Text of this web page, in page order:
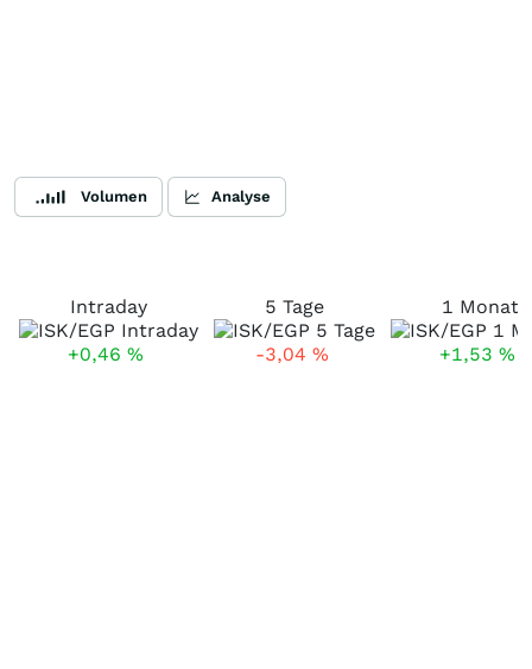
Volumen Analyse
Intraday
+0,46 %
5 Tage
-3,04 %
1 Monat
+1,53 %